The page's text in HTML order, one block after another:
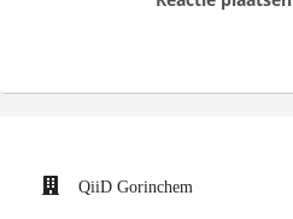
QiiD Gorinchem